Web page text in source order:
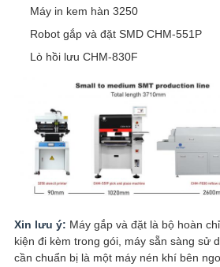
Máy in kem hàn 3250
Robot gắp và đặt SMD CHM-551P
Lò hồi lưu CHM-830F
Xin lưu ý: Máy gắp và đặt là bộ hoàn
kiện đi kèm trong gói, máy sẵn sàng sử
cần chuẩn bị là một máy nén khí bên